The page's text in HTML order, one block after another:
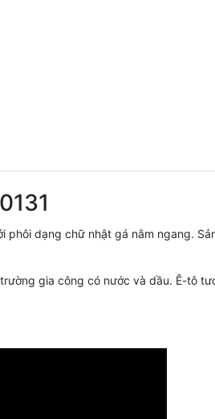
phôi dạng chữ nhật gá nằm ngang.
gia công có nước và dầu. Ê-tô